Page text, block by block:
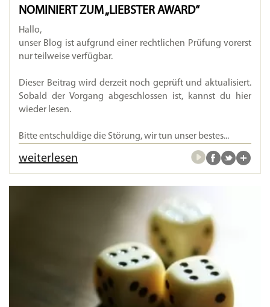
NOMINIERT ZUM „LIEBSTER AWARD“
Hallo,
unser Blog ist aufgrund einer rechtlichen Prüfung vorerst
nur teilweise verfügbar.
Dieser Beitrag wird derzeit noch geprüft und aktualisiert.
Sobald der Vorgang abgeschlossen ist, kannst du hier
wieder lesen.
Bitte entschuldige die Störung, wir tun unser bestes...
weiterlesen